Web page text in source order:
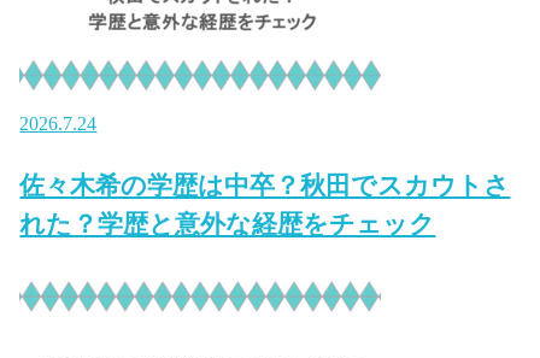
2026.7.24
佐々木希の学歴は中卒？秋田でスカウトさ
れた？学歴と意外な経歴をチェック